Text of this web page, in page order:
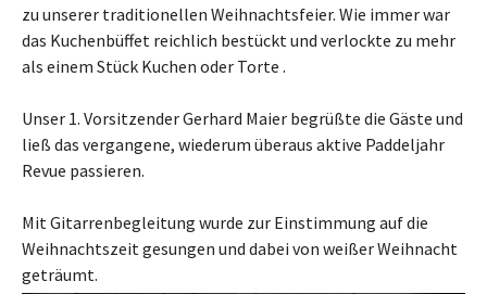
zu unserer traditionellen Weihnachtsfeier. Wie immer war
das Kuchenbüffet reichlich bestückt und verlockte zu mehr
als einem Stück Kuchen oder Torte .
Unser 1. Vorsitzender Gerhard Maier begrüßte die Gäste und
ließ das vergangene, wiederum überaus aktive Paddeljahr
Revue passieren.
Mit Gitarrenbegleitung wurde zur Einstimmung auf die
Weihnachtszeit gesungen und dabei von weißer Weihnacht
geträumt.